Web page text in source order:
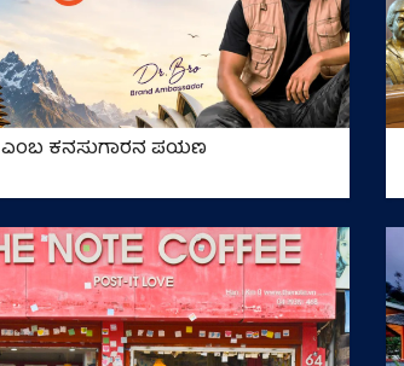
ಎಂಬ ಕನಸುಗಾರನ ಪಯಣ